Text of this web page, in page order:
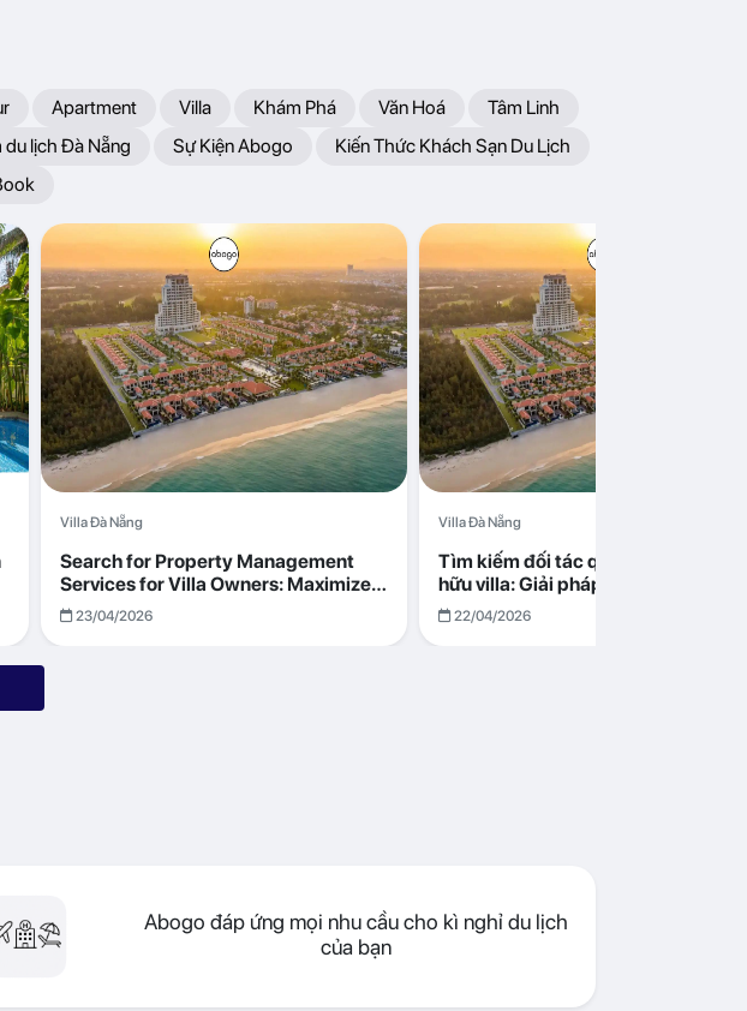
Apartment Villa Khám Phá Văn Hoá
Tâm Linh
du lịch Đà Nẵng Sự Kiện Abogo
Kiến Thức Khách Sạn Du Lịch
Villa Đà Nẵng
Search for Property Management
Services for Villa Owners: Maximize
Returns with Abogo in Da Nang
23/04/2026
Villa Đà Nẵng
Tìm kiếm đối tác quản lý cho chủ sở
hữu villa: Giải pháp tối ưu lợi nhuận
cùng Abogo tại Đà Nẵng
22/04/2026
Abogo đáp ứng mọi nhu cầu cho kì nghỉ du lịch
của bạn